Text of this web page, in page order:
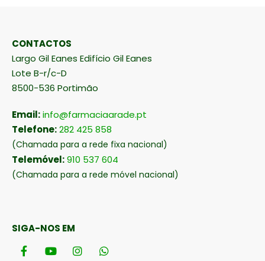
CONTACTOS
Largo Gil Eanes Edifício Gil Eanes
Lote B-r/c-D
8500-536 Portimão
Email:info@farmaciaarade.pt
Telefone:282 425 858
(Chamada para a rede fixa nacional)
Telemóvel:910 537 604
(Chamada para a rede móvel nacional)
SIGA-NOS EM